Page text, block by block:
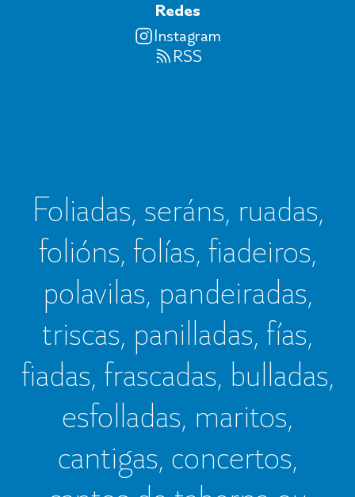
Redes
Instagram
RSS
Foliadas, seráns, ruadas,
folións, folías, fiadeiros,
polavilas, pandeiradas,
triscas, panilladas, fías,
fiadas, frascadas, bulladas,
esfolladas, maritos,
cantigas, concertos,